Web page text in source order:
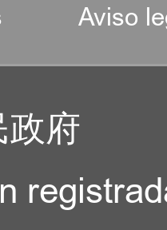
Aviso
府